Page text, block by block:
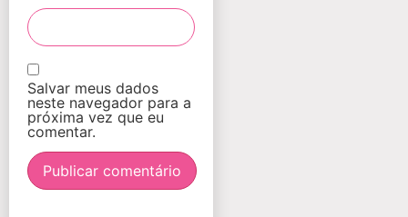
Salvar meus dados
neste navegador para a
próxima vez que eu
comentar.